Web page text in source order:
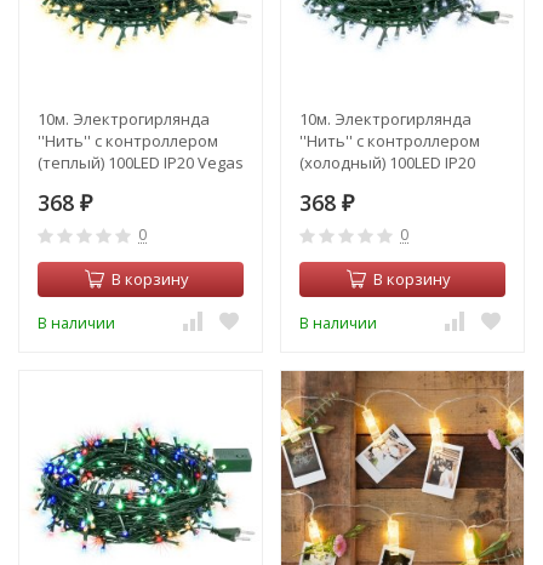
10м. Электрогирлянда
''Нить'' с контроллером
(теплый) 100LED IP20 Vegas
368 ₽
0
В корзину
В наличии
10м. Электрогирлянда
''Нить'' с контроллером
(холодный) 100LED IP20
368 ₽
0
В корзину
В наличии